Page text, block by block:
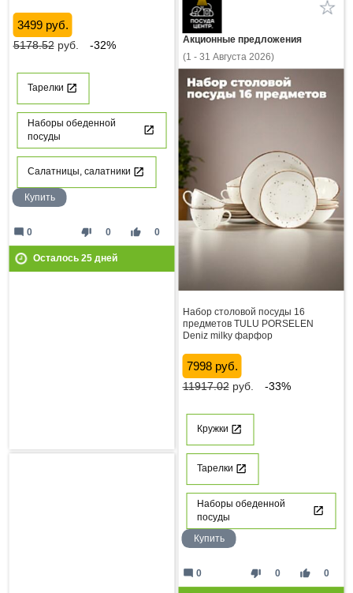
3499 руб.
5178.52руб. -32%
Тарелки
Наборы обеденной
посуды
Салатницы, салатники
Купить
thumb_down 0 thumb_up 0
mode_comment 0
Осталось 25дней
Акционные предложения
(1 - 31 Августа 2026)
Набор столовой посуды 16
предметов TULU PORSELEN
Deniz milky фарфор
7998 руб.
11917.02руб. -33%
Кружки
Тарелки
Наборы обеденной
посуды
Купить
thumb_down 0 thumb_up 0
mode_comment 0